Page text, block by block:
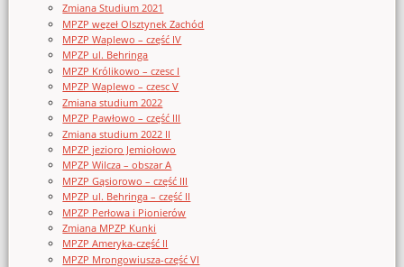
Zmiana Studium 2021
MPZP węzeł Olsztynek Zachód
MPZP Waplewo – część IV
MPZP ul. Behringa
MPZP Królikowo – czesc I
MPZP Waplewo – czesc V
Zmiana studium 2022
MPZP Pawłowo – część III
Zmiana studium 2022 II
MPZP jezioro Jemiołowo
MPZP Wilcza – obszar A
MPZP Gąsiorowo – część III
MPZP ul. Behringa – część II
MPZP Perłowa i Pionierów
Zmiana MPZP Kunki
MPZP Ameryka-część II
MPZP Mrongowiusza-część VI